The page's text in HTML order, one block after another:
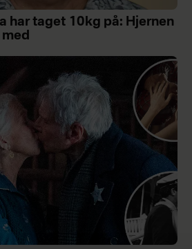
har taget 10kg på: Hjernen